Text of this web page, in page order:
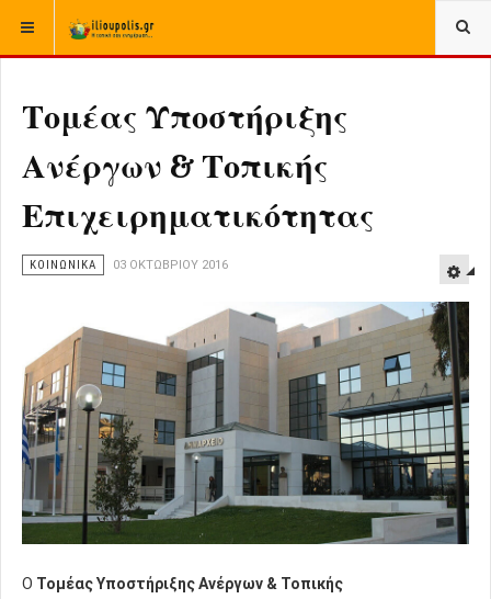
ΒΡΊΣΚΕΣΤΕ ΕΔΏ: ΑΡΧΙΚΉ
Τομέας Υποστήριξης
Ανέργων & Τοπικής
Επιχειρηματικότητας
ΚΟΙΝΩΝΙΚΑ 03 ΟΚΤΩΒΡΊΟΥ 2016
Ο Τομέας Υποστήριξης Ανέργων & Τοπικής